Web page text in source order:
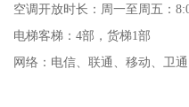
空调开放时长：周一至周五：
电梯客梯：4部，货梯1部
网络：电信、联通、移动、卫通